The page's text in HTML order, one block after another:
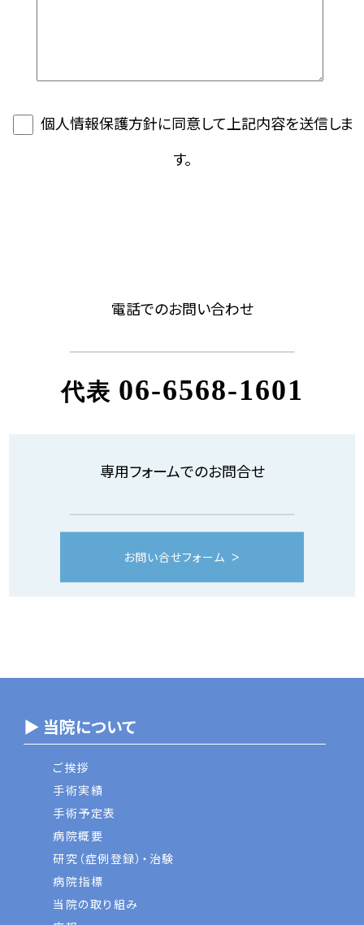
個人情報保護方針に同意して上記内容を送信しま
す。
電話でのお問い合わせ
代表 06-6568-1601
専用フォームでのお問合せ
お問い合せフォーム
▶ 当院について
ご挨拶
手術実績
手術予定表
病院概要
研究（症例登録）・治験
病院指標
当院の取り組み